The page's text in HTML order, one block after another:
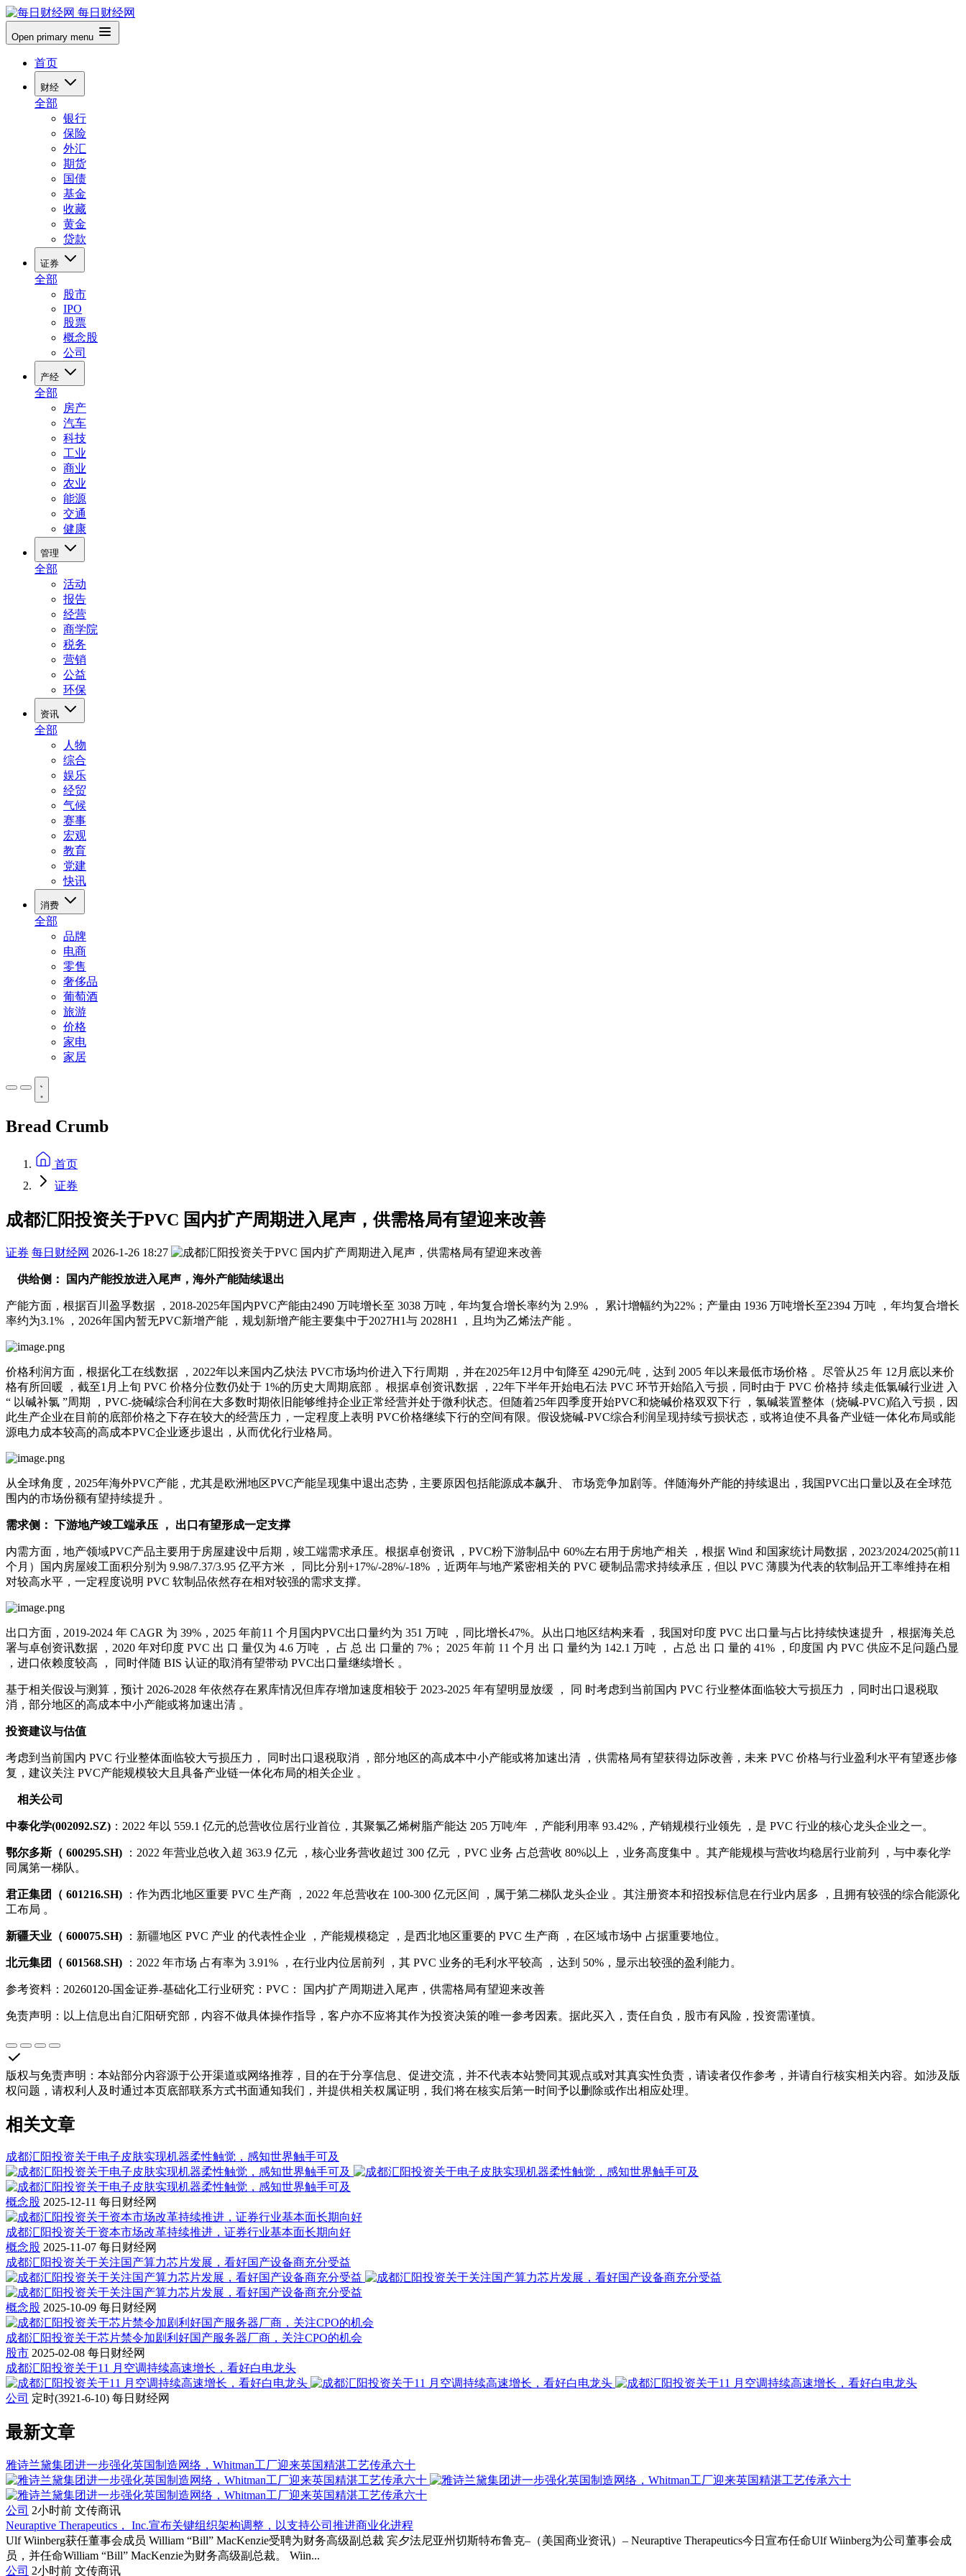
每日财经网
Open primary menu
首页
财经
全部
银行
保险
外汇
期货
国债
基金
收藏
黄金
贷款
证券
全部
股市
IPO
股票
概念股
公司
产经
全部
房产
汽车
科技
工业
商业
农业
能源
交通
健康
管理
全部
活动
报告
经营
商学院
税务
营销
公益
环保
资讯
全部
人物
综合
娱乐
经贸
气候
赛事
宏观
教育
党建
快讯
消费
全部
品牌
电商
零售
奢侈品
葡萄酒
旅游
价格
家电
家居
Bread Crumb
首页
证券
成都汇阳投资关于PVC 国内扩产周期进入尾声，供需格局有望迎来改善
证券 每日财经网 2026-1-26 18:27
供给侧： 国内产能投放进入尾声，海外产能陆续退出
产能方面，根据百川盈孚数据 ，2018-2025年国内PVC产能由2490 万吨增长至 3038 万吨，年均复合增长率约为 2.9% ， 累计增幅约为22%；产量由 1936 万吨增长至2394 万吨 ，年均复合增长
率约为3.1% ，2026年国内暂无PVC新增产能 ，规划新增产能主要集中于2027H1与 2028H1 ，且均为乙烯法产能 。
价格利润方面，根据化工在线数据 ，2022年以来国内乙炔法 PVC市场均价进入下行周期 ，并在2025年12月中旬降至 4290元/吨，达到 2005 年以来最低市场价格 。尽管从25 年 12月底以来价
格有所回暖 ，截至1月上旬 PVC 价格分位数仍处于 1%的历史大周期底部 。根据卓创资讯数据 ，22年下半年开始电石法 PVC 环节开始陷入亏损，同时由于 PVC 价格持 续走低氯碱行业进 入
“ 以碱补氯 ”周期 ，PVC-烧碱综合利润在大多数时期依旧能够维持企业正常经营并处于微利状态。但随着25年四季度开始PVC和烧碱价格双双下行 ，氯碱装置整体（烧碱-PVC)陷入亏损，因
此生产企业在目前的底部价格之下存在较大的经营压力，一定程度上表明 PVC价格继续下行的空间有限。假设烧碱-PVC综合利润呈现持续亏损状态，或将迫使不具备产业链一体化布局或能
源电力成本较高的高成本PVC企业逐步退出，从而优化行业格局。
从全球角度，2025年海外PVC产能，尤其是欧洲地区PVC产能呈现集中退出态势，主要原因包括能源成本飙升、 市场竞争加剧等。伴随海外产能的持续退出，我国PVC出口量以及在全球范
围内的市场份额有望持续提升 。
需求侧： 下游地产竣工端承压 ， 出口有望形成一定支撑
内需方面，地产领域PVC产品主要用于房屋建设中后期，竣工端需求承压。根据卓创资讯 ，PVC粉下游制品中 60%左右用于房地产相关 ，根据 Wind 和国家统计局数据，2023/2024/2025(前11
个月）国内房屋竣工面积分别为 9.98/7.37/3.95 亿平方米 ， 同比分别+17%/-28%/-18% ，近两年与地产紧密相关的 PVC 硬制品需求持续承压，但以 PVC 薄膜为代表的软制品开工率维持在相
对较高水平，一定程度说明 PVC 软制品依然存在相对较强的需求支撑。
出口方面，2019-2024 年 CAGR 为 39%，2025 年前11 个月国内PVC出口量约为 351 万吨 ，同比增长47%。从出口地区结构来看 ，我国对印度 PVC 出口量与占比持续快速提升 ，根据海关总
署与卓创资讯数据 ，2020 年对印度 PVC 出 口 量仅为 4.6 万吨 ， 占 总 出 口量的 7%； 2025 年前 11 个月 出 口 量约为 142.1 万吨 ， 占总 出 口 量的 41% ，印度国 内 PVC 供应不足问题凸显
，进口依赖度较高 ， 同时伴随 BIS 认证的取消有望带动 PVC出口量继续增长 。
基于相关假设与测算，预计 2026-2028 年依然存在累库情况但库存增加速度相较于 2023-2025 年有望明显放缓 ， 同 时考虑到当前国内 PVC 行业整体面临较大亏损压力 ，同时出口退税取
消，部分地区的高成本中小产能或将加速出清 。
投资建议与估值
考虑到当前国内 PVC 行业整体面临较大亏损压力， 同时出口退税取消 ，部分地区的高成本中小产能或将加速出清 ，供需格局有望获得边际改善，未来 PVC 价格与行业盈利水平有望逐步修
复，建议关注 PVC产能规模较大且具备产业链一体化布局的相关企业 。
相关公司
中泰化学(002092.SZ) ：2022 年以 559.1 亿元的总营收位居行业首位，其聚氯乙烯树脂产能达 205 万吨/年 ，产能利用率 93.42%，产销规模行业领先 ，是 PVC 行业的核心龙头企业之一。
鄂尔多斯（ 600295.SH)
：2022 年营业总收入超 363.9 亿元 ，核心业务营收超过 300 亿元 ，PVC 业务 占总营收 80%以上 ，业务高度集中 。其产能规模与营收均稳居行业前列 ，与中泰化学
同属第一梯队。
君正集团（ 601216.SH) ：作为西北地区重要 PVC 生产商 ，2022 年总营收在 100-300 亿元区间 ，属于第二梯队龙头企业 。其注册资本和招投标信息在行业内居多 ，且拥有较强的综合能源化
工布局 。
新疆天业（ 600075.SH) ：新疆地区 PVC 产业 的代表性企业 ，产能规模稳定 ，是西北地区重要的 PVC 生产商 ，在区域市场中 占据重要地位。
北元集团（ 601568.SH) ：2022 年市场 占有率为 3.91% ，在行业内位居前列 ，其 PVC 业务的毛利水平较高 ，达到 50%，显示出较强的盈利能力。
参考资料：20260120-国金证券-基础化工行业研究：PVC： 国内扩产周期进入尾声，供需格局有望迎来改善
免责声明：以上信息出自汇阳研究部，内容不做具体操作指导，客户亦不应将其作为投资决策的唯一参考因素。据此买入，责任自负，股市有风险，投资需谨慎。
版权与免责声明 ： 本站部分内容源于公开渠道或网络推荐，目的在于分享信息、促进交流，并不代表本站赞同其观点或对其真实性负责，请读者仅作参考，并请自行核实相关内容。如涉及版
权问题，请权利人及时通过本页底部联系方式书面通知我们，并提供相关权属证明，我们将在核实后第一时间予以删除或作出相应处理。
相关文章
成都汇阳投资关于电子皮肤实现机器柔性触觉，感知世界触手可及
概念股 2025-12-11 每日财经网
成都汇阳投资关于资本市场改革持续推进，证券行业基本面长期向好
概念股 2025-11-07 每日财经网
成都汇阳投资关于关注国产算力芯片发展，看好国产设备商充分受益
概念股 2025-10-09 每日财经网
成都汇阳投资关于芯片禁令加剧利好国产服务器厂商，关注CPO的机会
股市 2025-02-08 每日财经网
成都汇阳投资关于11 月空调持续高速增长，看好白电龙头
公司 定时(3921-6-10) 每日财经网
最新文章
雅诗兰黛集团进一步强化英国制造网络，Whitman工厂迎来英国精湛工艺传承六十
公司 2小时前 文传商讯
Neuraptive Therapeutics， Inc.宣布关键组织架构调整，以支持公司推进商业化进程
Ulf Wiinberg获任董事会成员 William “Bill” MacKenzie受聘为财务高级副总裁 宾夕法尼亚州切斯特布鲁克–（美国商业资讯）– Neuraptive Therapeutics今日宣布任命Ulf Wiinberg为公司董事会成
员，并任命William “Bill” MacKenzie为财务高级副总裁。 Wiin...
公司 2小时前 文传商讯